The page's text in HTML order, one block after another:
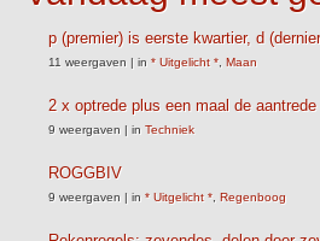
p (premier) is eerste kwartier, d
11 weergaven | in * Uitgelicht * Maan
2 x optrede plus een maal de
9 weergaven | in Techniek
ROGGBIV
9 weergaven | in * Uitgelicht * Regenboog